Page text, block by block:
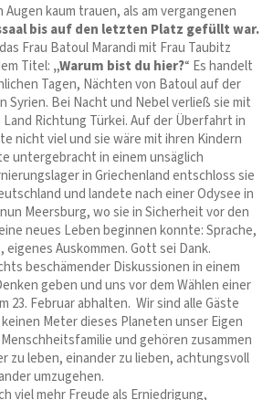
Augen kaum trauen, als am vergangenen
bis auf den letzten Platz gefüllt war.
Frau Batoul Marandi mit Frau Taubitz
Titel: „Warum bist du hier?“ Es handelt
Tagen, Nächten von Batoul auf der
Syrien. Bei Nacht und Nebel verließ sie mit
Richtung Türkei. Auf der Überfahrt in
nicht viel und sie wäre mit ihren Kindern
untergebracht in einem unsäglich
in Griechenland entschloss sie
und landete nach einer Odysee in
Meersburg, wo sie in Sicherheit vor den
neues Leben beginnen konnte: Sprache,
eigenes Auskommen. Gott sei Dank.
beschämender Diskussionen in einem
geben und uns vor dem Wählen einer
23. Februar abhalten. Wir sind alle Gäste
Meter dieses Planeten unser Eigen
und gehören zusammen
zu leben, einander zu lieben, achtungsvoll
umzugehen.
viel mehr Freude als Erniedrigung,